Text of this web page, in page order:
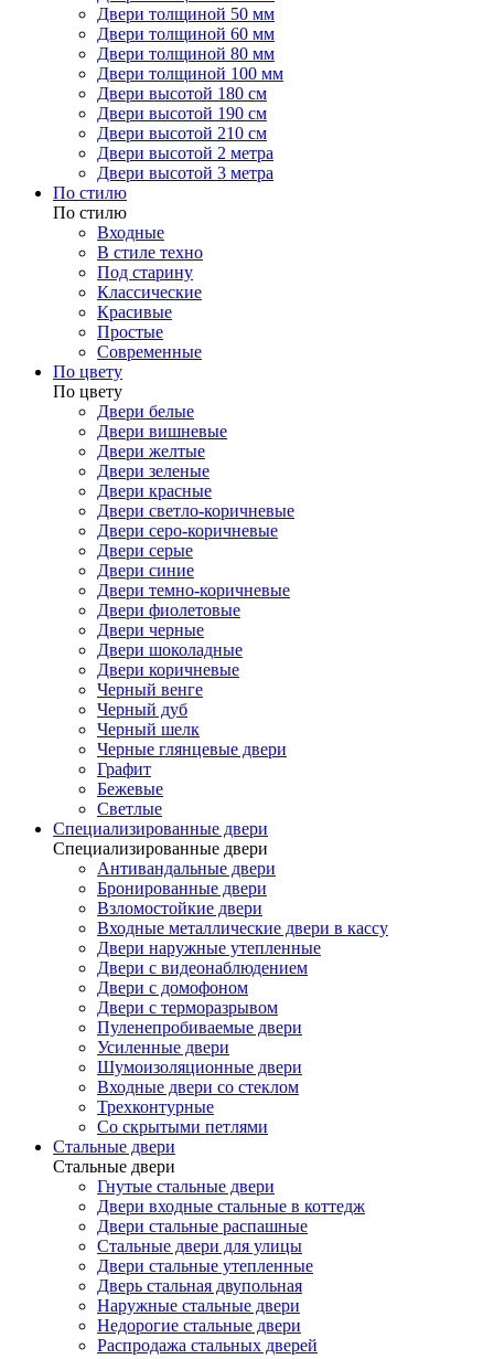
Двери толщиной 50 мм
Двери толщиной 60 мм
Двери толщиной 80 мм
Двери толщиной 100 мм
Двери высотой 180 см
Двери высотой 190 см
Двери высотой 210 см
Двери высотой 2 метра
Двери высотой 3 метра
По стилю
По стилю
Входные
В стиле техно
Под старину
Классические
Красивые
Простые
Современные
По цвету
По цвету
Двери белые
Двери вишневые
Двери желтые
Двери зеленые
Двери красные
Двери светло-коричневые
Двери серо-коричневые
Двери серые
Двери синие
Двери темно-коричневые
Двери фиолетовые
Двери черные
Двери шоколадные
Двери коричневые
Черный венге
Черный дуб
Черный шелк
Черные глянцевые двери
Графит
Бежевые
Светлые
Специализированные двери
Специализированные двери
Антивандальные двери
Бронированные двери
Взломостойкие двери
Входные металлические двери в кассу
Двери наружные утепленные
Двери с видеонаблюдением
Двери с домофоном
Двери с терморазрывом
Пуленепробиваемые двери
Усиленные двери
Шумоизоляционные двери
Входные двери со стеклом
Трехконтурные
Со скрытыми петлями
Стальные двери
Стальные двери
Гнутые стальные двери
Двери входные стальные в коттедж
Двери стальные распашные
Стальные двери для улицы
Двери стальные утепленные
Дверь стальная двупольная
Наружные стальные двери
Недорогие стальные двери
Распродажа стальных дверей